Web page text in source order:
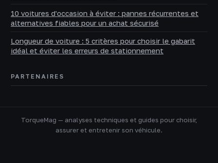
10 voitures d'occasion à éviter : pannes récurrentes et
alternatives fiables pour un achat sécurisé
Longueur de voiture : 5 critères pour choisir le gabarit
idéal et éviter les erreurs de stationnement
PARTENAIRES
TorqueMag — analyses techniques et guides pour choisir,
assurer et entretenir son véhicule.